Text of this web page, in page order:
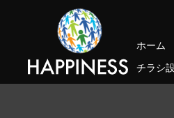
ホーム
チラシ